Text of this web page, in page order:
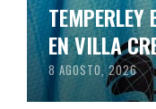
TEMPERLEY
EN VILLA
8 AGOSTO, 2026